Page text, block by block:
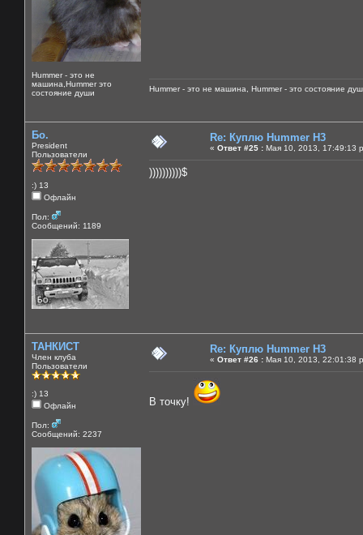
Hummer - это не
машина,Hummer это
состояние души
Hummer - это не машина, Hummer - это состояние
Бо.
President
Пользователи
:) 13
Офлайн
Пол:
Сообщений: 1189
Re: Куплю Hummer H3
« Ответ #25 : Мая 10, 2013, 17:49:13
))))))))))$
ТАНКИСТ
Член клуба
Пользователи
:) 13
Офлайн
Пол:
Сообщений: 2237
Re: Куплю Hummer H3
« Ответ #26 : Мая 10, 2013, 22:01:38
В точку!